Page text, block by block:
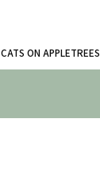
CATS ON APPLETREES